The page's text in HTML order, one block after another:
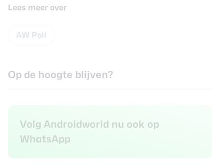
Lees meer over
AW Poll
Op de hoogte blijven?
Volg Androidworld nu ook op
WhatsApp